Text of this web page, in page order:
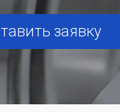
заявку